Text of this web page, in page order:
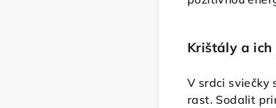
Krištály a ich
V srdci sviečky
rast. Sodalit